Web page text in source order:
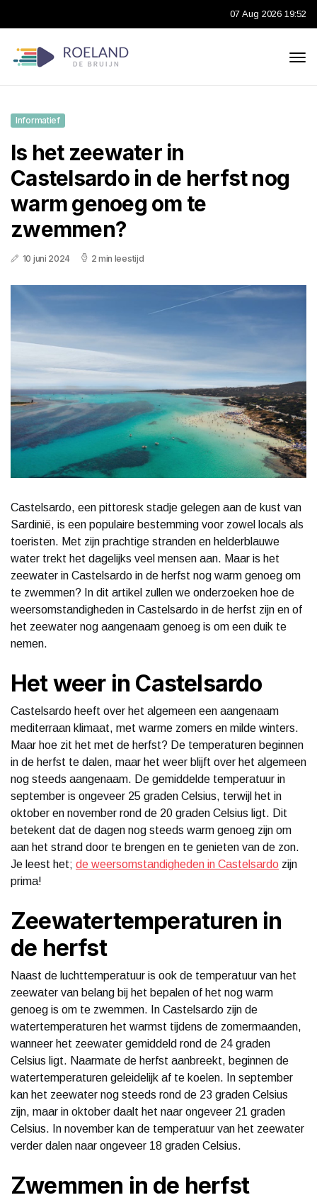
07 Aug 2026 19:52
Informatief
Is het zeewater in
Castelsardo in de herfst nog
warm genoeg om te
zwemmen?
10 juni 2024 2 min leestijd
Castelsardo, een pittoresk stadje gelegen aan de kust van
Sardinië, is een populaire bestemming voor zowel locals als
toeristen. Met zijn prachtige stranden en helderblauwe
water trekt het dagelijks veel mensen aan. Maar is het
zeewater in Castelsardo in de herfst nog warm genoeg om
te zwemmen? In dit artikel zullen we onderzoeken hoe de
weersomstandigheden in Castelsardo in de herfst zijn en of
het zeewater nog aangenaam genoeg is om een duik te
nemen.
Het weer in Castelsardo
Castelsardo heeft over het algemeen een aangenaam
mediterraan klimaat, met warme zomers en milde winters.
Maar hoe zit het met de herfst? De temperaturen beginnen
in de herfst te dalen, maar het weer blijft over het algemeen
nog steeds aangenaam. De gemiddelde temperatuur in
september is ongeveer 25 graden Celsius, terwijl het in
oktober en november rond de 20 graden Celsius ligt. Dit
betekent dat de dagen nog steeds warm genoeg zijn om
aan het strand door te brengen en te genieten van de zon.
Je leest het; de weersomstandigheden in Castelsardo zijn
prima!
Zeewatertemperaturen in
de herfst
Naast de luchttemperatuur is ook de temperatuur van het
zeewater van belang bij het bepalen of het nog warm
genoeg is om te zwemmen. In Castelsardo zijn de
watertemperaturen het warmst tijdens de zomermaanden,
wanneer het zeewater gemiddeld rond de 24 graden
Celsius ligt. Naarmate de herfst aanbreekt, beginnen de
watertemperaturen geleidelijk af te koelen. In september
kan het zeewater nog steeds rond de 23 graden Celsius
zijn, maar in oktober daalt het naar ongeveer 21 graden
Celsius. In november kan de temperatuur van het zeewater
verder dalen naar ongeveer 18 graden Celsius.
Zwemmen in de herfst